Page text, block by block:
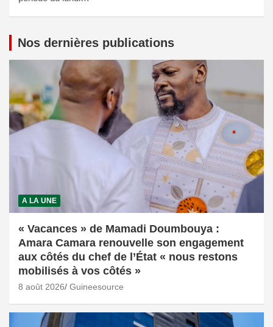
Nos dernières publications
A LA UNE
« Vacances » de Mamadi Doumbouya :
Amara Camara renouvelle son engagement
aux côtés du chef de l’État « nous restons
mobilisés à vos côtés »
8 août 2026 Guineesource